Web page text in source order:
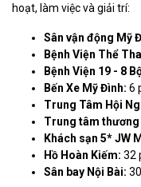
hoạt, làm việc và giải trí:
Sân vận động Mỹ
Bệnh Viện Thể
Bệnh Viện 19 - 8
Bến Xe Mỹ Đình: 6
Trung Tâm Hội
Trung tâm
Khách sạn 5* JW
Hồ Hoàn Kiếm: 32
Sân bay Nội Bài: